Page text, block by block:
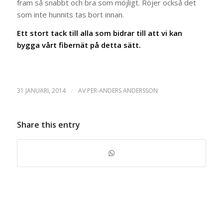
fram så snabbt och bra som möjligt. Röjer också det
som inte hunnits tas bort innan.
Ett stort tack till alla som bidrar till att vi kan
bygga vårt fibernät på detta sätt.
31 JANUARI, 2014 / AV PER-ANDERS ANDERSSON
Share this entry